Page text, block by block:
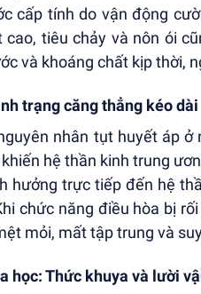
cấp tính do vận động
tiêu chảy và nôn ói
và khoáng chất kịp thời,
trạng căng thẳng kéo dài
nhân tụt huyết áp
hệ thần kinh trung
hưởng trực tiếp đến hệ
chức năng điều hòa bị
mỏi, mất tập trung và
học: Thức khuya và lười